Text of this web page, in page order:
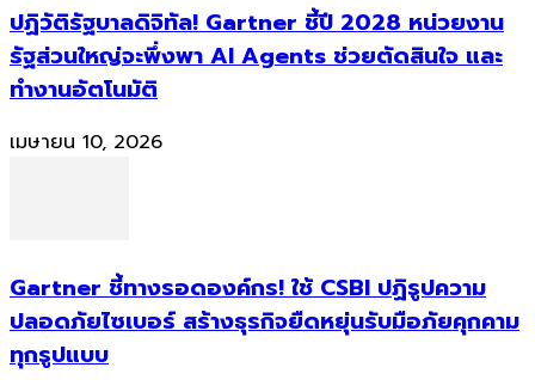
ปฏิวัติรัฐบาลดิจิทัล! Gartner ชี้ปี 2028 หน่วยงาน
รัฐส่วนใหญ่จะพึ่งพา AI Agents ช่วยตัดสินใจ และ
ทำงานอัตโนมัติ
เมษายน 10, 2026
Gartner ชี้ทางรอดองค์กร! ใช้ CSBI ปฏิรูปความ
ปลอดภัยไซเบอร์ สร้างธุรกิจยืดหยุ่นรับมือภัยคุกคาม
ทุกรูปแบบ